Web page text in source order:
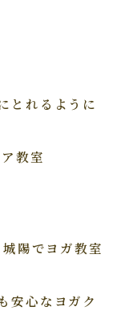
とれるように
ア教室
陽でヨガ教室
安心なヨガク